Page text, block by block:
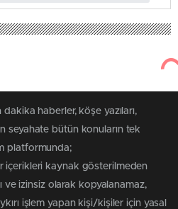
haberler, köşe yazıları,
seyahate bütün konuların tek
platformunda;
kaynak gösterilmeden
ve izinsiz olarak kopyalanamaz,
işlem yapan kişi/kişiler için yasal